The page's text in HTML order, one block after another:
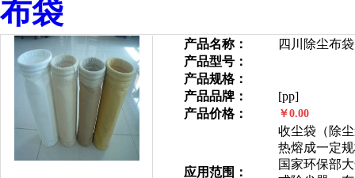
布袋
产品名称：
四川除尘布袋
产品型号：
产品规格：
产品品牌：
[pp]
产品价格：
￥0.00
应用范围：
收尘袋（除
热熔成一定
国家环保部